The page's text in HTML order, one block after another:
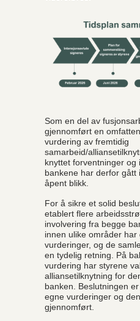
Som en del av
gjennomført en
vurdering av fremtidig
samarbeid/
knyttet forventninger og
bankene har derfor gått
åpent blikk.
For å sikre et solid
etablert flere
involvering fra begge
innen ulike områder
vurderinger, og de
en tydelig retning. På
vurdering har styrene
alliansetilknytning for
banken. Beslutningen
egne vurderinger og
gjennomført.